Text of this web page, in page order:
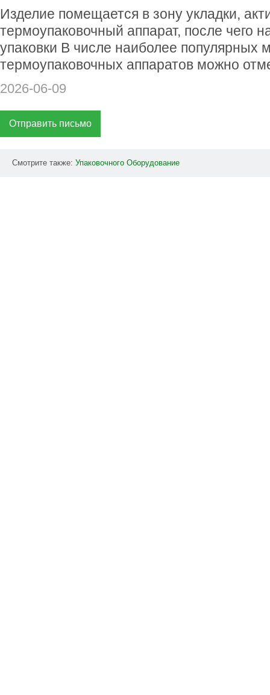
Изделие помещается в зону укладки,
термоупаковочный аппарат, после чего
упаковки В числе наиболее популярных
термоупаковочных аппаратов можно
2026-06-09
Отправить письмо
Смотрите также: Упаковочного Оборудование